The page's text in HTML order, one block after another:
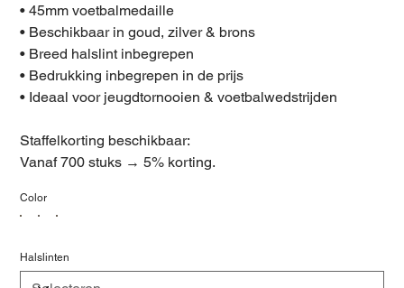
• 45mm voetbalmedaille
• Beschikbaar in goud, zilver & brons
• Breed halslint inbegrepen
• Bedrukking inbegrepen in de prijs
• Ideaal voor jeugdtornooien & voetbalwedstrijden
Staffelkorting beschikbaar:
Vanaf 700 stuks → 5% korting.
Color
Halslinten